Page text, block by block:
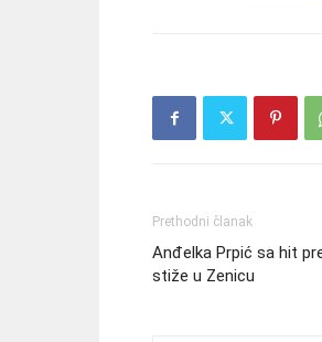
Prethodni članak
Anđelka Prpić sa hit
stiže u Zenicu